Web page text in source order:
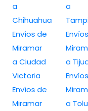
a
Chihuahua
Envíos de
Miramar
a Ciudad
Victoria
Envíos de
Miramar
a
a
a